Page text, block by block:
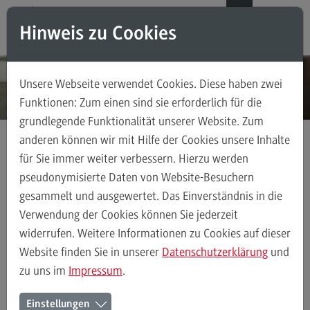
Direkt zum Inhalt
Direkt zum Hauptmenu
Direkt zum Footer
Modul-O-Mat
Masterstudiengänge
Accounting, Controlling, Taxation
Accounting, Controlling, Taxation
Modulangebot
Berufsperspektiven
Kontakt
Advanced Practice in Healthcare
Advanced Practice in Healthcare
Rahmenbedingungen
Kontakt Ansprechpersonen Fachbereich Wirtschaft
Ansprechpersonen Alle Kontakte (alphabetisch)
Ansprechpersonen des
Hinweis zu Cookies
Unsere Webseite verwendet Cookies. Diese haben zwei
Funktionen: Zum einen sind sie erforderlich für die
grundlegende Funktionalität unserer Website. Zum
anderen können wir mit Hilfe der Cookies unsere Inhalte
für Sie immer weiter verbessern. Hierzu werden
pseudonymisierte Daten von Website-Besuchern
gesammelt und ausgewertet. Das Einverständnis in die
Verwendung der Cookies können Sie jederzeit
widerrufen. Weitere Informationen zu Cookies auf dieser
Website finden Sie in unserer Datenschutzerklärung und
zu uns im Impressum.
Einstellungen